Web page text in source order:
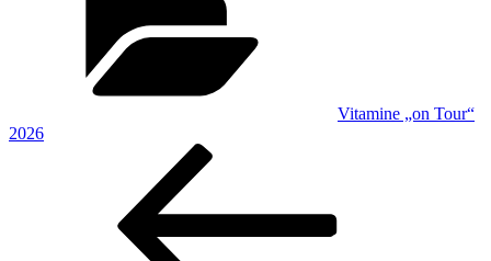
Vitamine „on Tour“
2026
Beitragsnavigation